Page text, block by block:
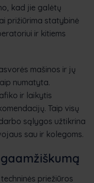
kad jie galėtų
prižiūrima statybinė
ir kitiems
mašinos ir jų
numatyta.
ir laikytis
Taip visų
sąlygos užtikrina
sau ir kolegoms.
priežiūros